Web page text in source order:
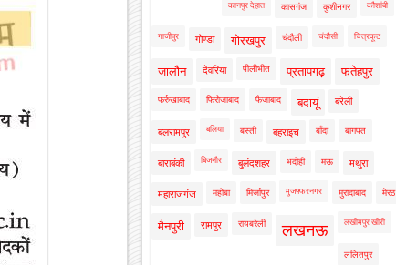
कानपुर देहात कासगंज कुशीनगर कौशांबी
गाजीपुर गोण्डा गोरखपुर चंदौली चंदौसी चित्रकूट
जालौन देवरिया पीलीभीत प्रतापगढ़ फतेहपुर
फर्रुखाबाद फिरोजाबाद फैजाबाद बदायूं बरेली
बलरामपुर बलिया बस्ती बहराइच बाँदा बागपत
बाराबंकी बिजनौर बुलंदशहर भदोही मऊ मथुरा
महाराजगंज महोबा मिर्जापुर मुजफ्फरनगर मुरादाबाद मेरठ
मैनपुरी रामपुर रायबरेली लखनऊ लखीमपुर खीरी
ललितपुर